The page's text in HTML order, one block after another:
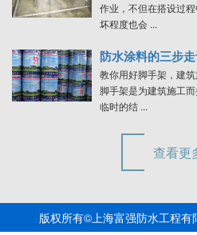
作业，不但在搭设过
坏程度也会 ...
防水涂料的三步
教你用好脚手架，建
脚手架是为建筑施工
临时的结 ...
查看更
版权所有©上海富强防水工程